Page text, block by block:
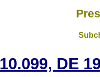
10.099, DE